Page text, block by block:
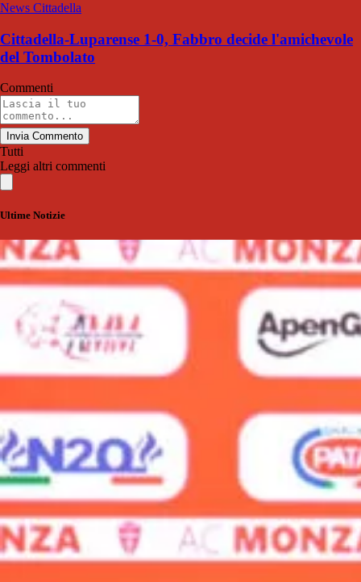
News Cittadella
Cittadella-Luparense 1-0, Fabbro decide l'amichevole
del Tombolato
Commenti
Invia Commento
Tutti
Leggi altri commenti
Ultime Notizie